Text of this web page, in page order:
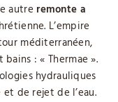
autre remonte a
L’empire
méditerranéen,
: « Thermae ».
hydrauliques
de rejet de l’eau.